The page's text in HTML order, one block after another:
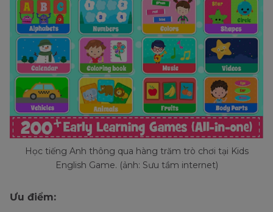
Học tiếng Anh thông qua hàng trăm trò chơi tại Kids
English Game. (ảnh: Sưu tầm internet)
Ưu điểm: